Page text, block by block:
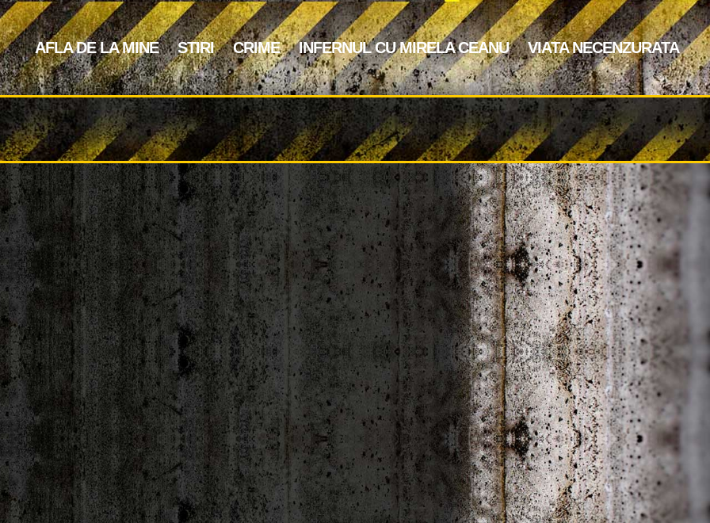
AFLA DE LA MINE STIRI CRIME INFERNUL CU MIRELA CEANU VIATA NECENZURATA